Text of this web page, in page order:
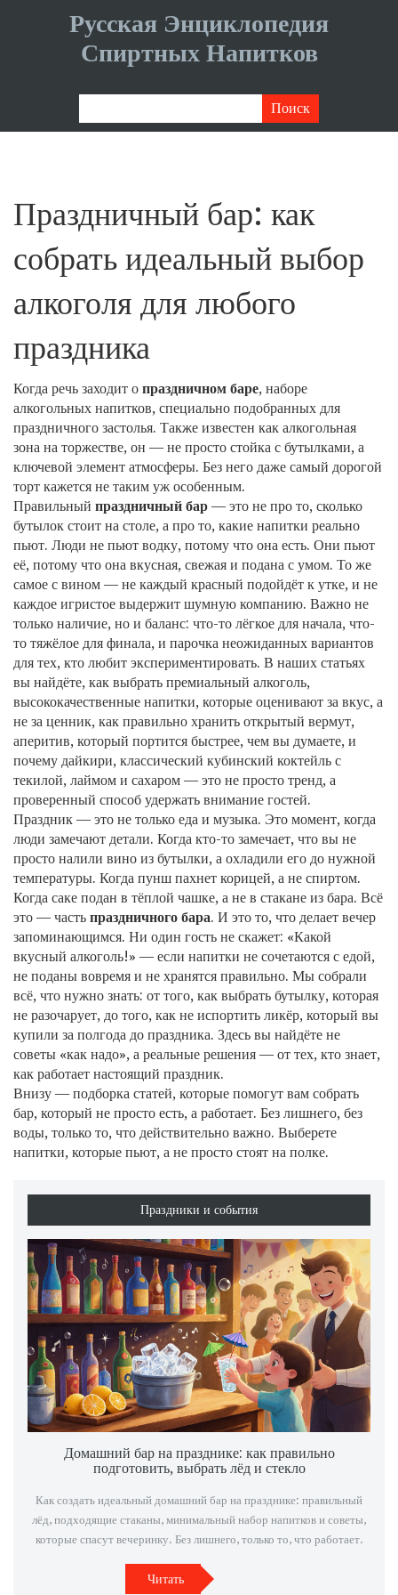
Русская Энциклопедия
Спиртных Напитков
Праздничный бар: как
собрать идеальный выбор
алкоголя для любого
праздника
Когда речь заходит о праздничном баре, наборе
алкогольных напитков, специально подобранных для
праздничного застолья. Также известен как алкогольная
зона на торжестве, он — не просто стойка с бутылками, а
ключевой элемент атмосферы. Без него даже самый дорогой
торт кажется не таким уж особенным.
Правильный праздничный бар — это не про то, сколько
бутылок стоит на столе, а про то, какие напитки реально
пьют. Люди не пьют водку, потому что она есть. Они пьют
её, потому что она вкусная, свежая и подана с умом. То же
самое с вином — не каждый красный подойдёт к утке, и не
каждое игристое выдержит шумную компанию. Важно не
только наличие, но и баланс: что-то лёгкое для начала, что-
то тяжёлое для финала, и парочка неожиданных вариантов
для тех, кто любит экспериментировать. В наших статьях
вы найдёте, как выбрать премиальный алкоголь,
высококачественные напитки, которые оценивают за вкус, а
не за ценник, как правильно хранить открытый вермут,
аперитив, который портится быстрее, чем вы думаете, и
почему дайкири, классический кубинский коктейль с
текилой, лаймом и сахаром — это не просто тренд, а
проверенный способ удержать внимание гостей.
Праздник — это не только еда и музыка. Это момент, когда
люди замечают детали. Когда кто-то замечает, что вы не
просто налили вино из бутылки, а охладили его до нужной
температуры. Когда пунш пахнет корицей, а не спиртом.
Когда саке подан в тёплой чашке, а не в стакане из бара. Всё
это — часть праздничного бара. И это то, что делает вечер
запоминающимся. Ни один гость не скажет: «Какой
вкусный алкоголь!» — если напитки не сочетаются с едой,
не поданы вовремя и не хранятся правильно. Мы собрали
всё, что нужно знать: от того, как выбрать бутылку, которая
не разочарует, до того, как не испортить ликёр, который вы
купили за полгода до праздника. Здесь вы найдёте не
советы «как надо», а реальные решения — от тех, кто знает,
как работает настоящий праздник.
Внизу — подборка статей, которые помогут вам собрать
бар, который не просто есть, а работает. Без лишнего, без
воды, только то, что действительно важно. Выберете
напитки, которые пьют, а не просто стоят на полке.
Праздники и события
Домашний бар на празднике: как правильно
подготовить, выбрать лёд и стекло
Как создать идеальный домашний бар на празднике: правильный
лёд, подходящие стаканы, минимальный набор напитков и советы,
которые спасут вечеринку. Без лишнего, только то, что работает.
Читать